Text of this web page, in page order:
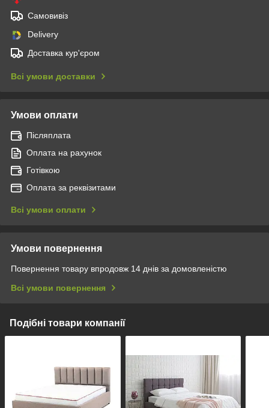
Самовивіз
Delivery
Доставка кур'єром
Всі умови доставки
Умови оплати
Післяплата
Оплата на рахунок
Готівкою
Оплата за реквізитами
Всі умови оплати
Умови повернення
Повернення товару впродовж 14 днів за домовленістю
Всі умови повернення
Подібні товари компанії